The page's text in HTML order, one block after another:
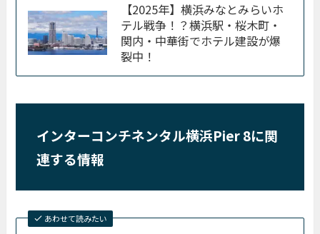
【2025年】横浜みなとみらいホ
テル戦争！？横浜駅・桜木町・
関内・中華街でホテル建設が爆
裂中！
インターコンチネンタル横浜Pier 8に関
連する情報
あわせて読みたい